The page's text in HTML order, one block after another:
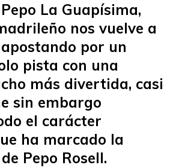
La Guapísima,
nos vuelve a
por un
pista con una
más divertida, casi
sin embargo
el carácter
ha marcado la
Pepo Rosell.